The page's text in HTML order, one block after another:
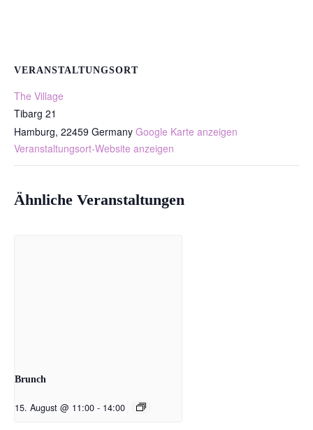
VERANSTALTUNGSORT
The Village
Tibarg 21
Hamburg, 22459 Germany Google Karte anzeigen
Veranstaltungsort-Website anzeigen
Ähnliche Veranstaltungen
Brunch
15. August @ 11:00 - 14:00